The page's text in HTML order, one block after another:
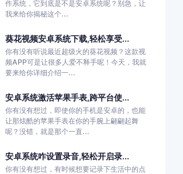
作系统，它到底是不是安卓系统呢？别急，让
我来给你揭秘这个...
葵花视频安卓系统下载,轻松享受...
你有没有听说最近超级火的葵花视频？这款视
频APP可是让很多人爱不释手呢！今天，我就
要来给你详细介绍一...
安卓系统激活苹果手表,跨平台使...
你有没有想过，即使你的手机是安卓的，也能
让那炫酷的苹果手表在你的手腕上翩翩起舞
呢？没错，就是那个一直...
安卓系统咋设置录音,轻松开启录...
你有没有想过，有时候想要记录下生活中的点